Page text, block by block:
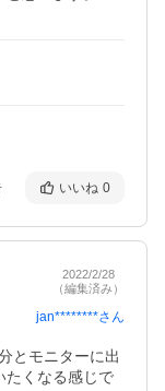
いいね 0
2022/2/28
（編集済み）
jan********さん
とモニターに出
たくなる感じで